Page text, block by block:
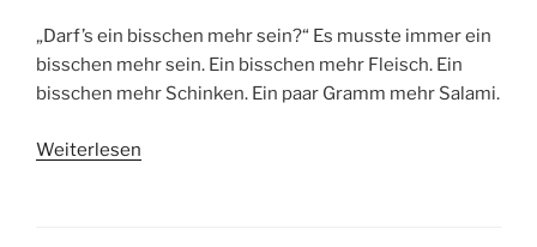
„Darf’s ein bisschen mehr sein?“ Es musste immer ein
bisschen mehr sein. Ein bisschen mehr Fleisch. Ein
bisschen mehr Schinken. Ein paar Gramm mehr Salami.
Weiterlesen